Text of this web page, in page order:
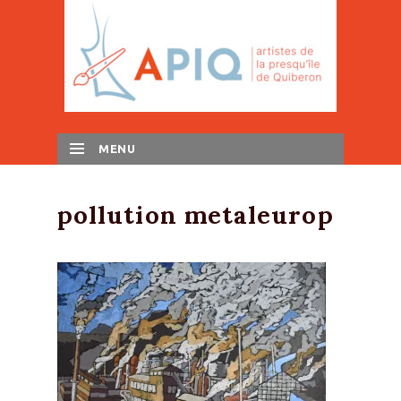
MENU
pollution metaleurop